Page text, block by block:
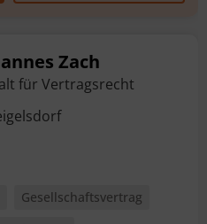
Zach
für Vertragsrecht
Gesellschaftsvertrag